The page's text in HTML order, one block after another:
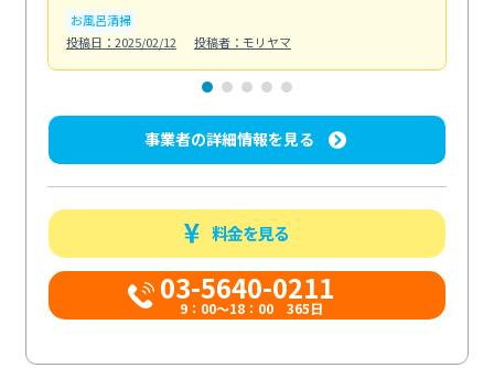
お風呂清掃
投稿日：2025/02/12
投稿者：モリヤマ
事業者の詳細情報を見る
料金を見る
03-5640-0211
9：00～18：00 365日